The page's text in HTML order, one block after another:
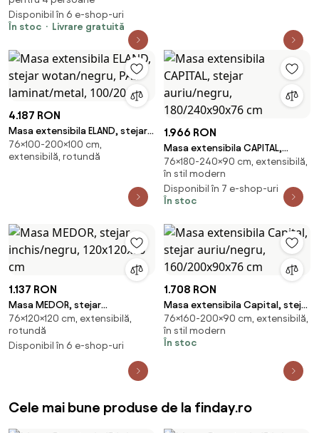
MEDOR
Disponibil în 6 e-shop-uri
În stoc
Livrare gratuită
4.187 RON
Masa extensibila ELAND, stejar
wotan/negru, PAL
laminat/metal, 100/200
76×100-200×100 cm,
extensibilă, rotundă
1.966 RON
Masa extensibila CAPITAL,
stejar auriu/negru,
180/240x90x76 cm
76×180-240×90 cm, extensibilă,
în stil modern
Disponibil în 7 e-shop-uri
În stoc
1.137 RON
Masa MEDOR, stejar
inchis/negru, 120x120x76 cm
76×120×120 cm, extensibilă,
rotundă
Disponibil în 6 e-shop-uri
1.708 RON
Masa extensibila Capital, stejar
auriu/negru, 160/200x90x76
cm
76×160-200×90 cm, extensibilă,
în stil modern
În stoc
Cele mai bune produse de la finday.ro